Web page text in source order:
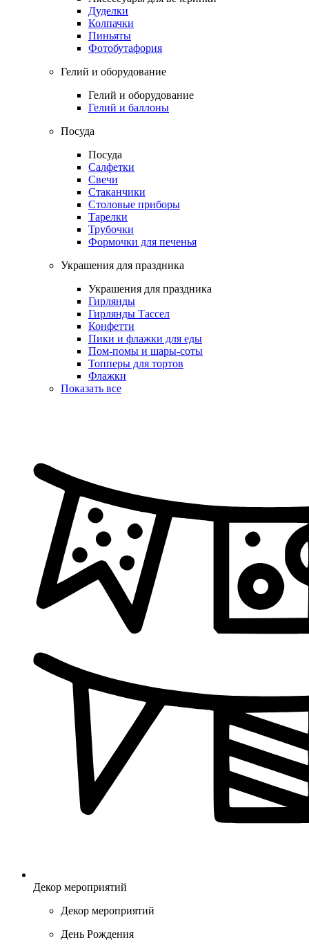
Дуделки
Колпачки
Пиньяты
Фотобутафория
Гелий и оборудование
Гелий и оборудование
Гелий и баллоны
Посуда
Посуда
Салфетки
Свечи
Стаканчики
Столовые приборы
Тарелки
Трубочки
Формочки для печенья
Украшения для праздника
Украшения для праздника
Гирлянды
Гирлянды Тассел
Конфетти
Пики и флажки для еды
Пом-помы и шары-соты
Топперы для тортов
Флажки
Показать все
Декор мероприятий
Декор мероприятий
День Рождения